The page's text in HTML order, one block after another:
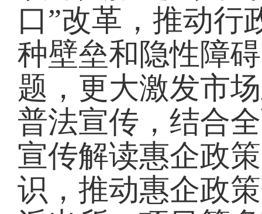
口”改革，推动行
种壁垒和隐性障
题，更大激发市
普法宣传，结合
宣传解读惠企政
识，推动惠企政